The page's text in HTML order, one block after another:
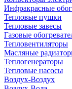
Инфракрасные
Тепловые пушки
Тепловые завесы
Газовые
Тепловентиляторы
Масляные
Теплогенераторы
Тепловые насосы
Воздух-Воздух